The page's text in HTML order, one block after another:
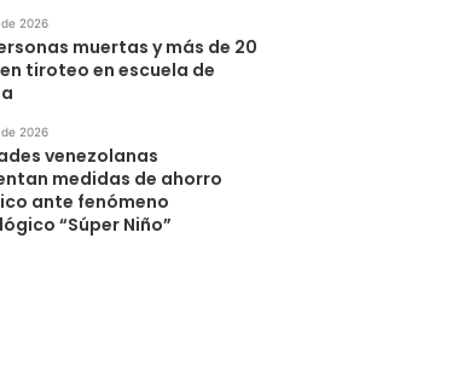
2026
muertas y más de 20
tiroteo en escuela de
2026
venezolanas
medidas de ahorro
ante fenómeno
“Súper Niño”